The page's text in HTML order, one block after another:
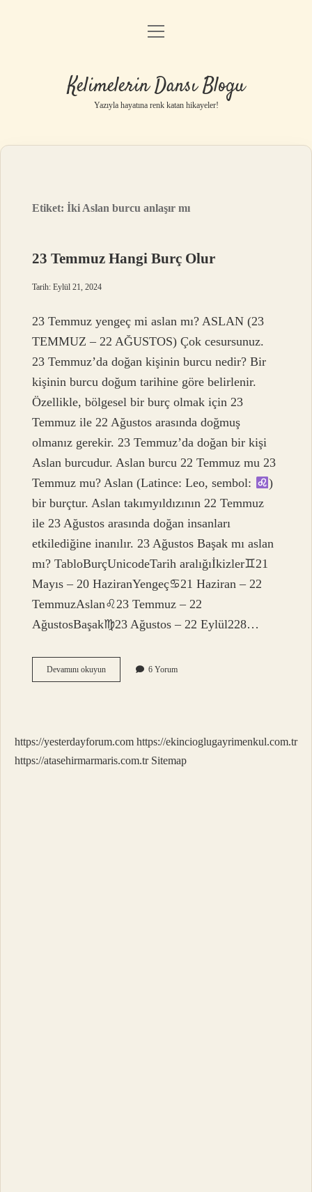
Anasayfa
Yasal Uyarı
menüyü
Kelimelerin Dansı Blogu
Yazıyla hayatına renk katan hikayeler!
Etiket:İki Aslan burcu anlaşır mı
23 Temmuz Hangi Burç Olur
Tarih: Eylül 21, 2024
23 Temmuz yengeç mi aslan mı? ASLAN (23
TEMMUZ – 22 AĞUSTOS) Çok cesursunuz.
23 Temmuz’da doğan kişinin burcu nedir? Bir
kişinin burcu doğum tarihine göre belirlenir.
Özellikle, bölgesel bir burç olmak için 23
Temmuz ile 22 Ağustos arasında doğmuş
olmanız gerekir. 23 Temmuz’da doğan bir kişi
Aslan burcudur. Aslan burcu 22 Temmuz mu 23
Temmuz mu? Aslan (Latince: Leo, sembol:
)
bir burçtur. Aslan takımyıldızının 22 Temmuz
ile 23 Ağustos arasında doğan insanları
etkilediğine inanılır. 23 Ağustos Başak mı aslan
mı? TabloBurçUnicodeTarih aralığıİkizler♊︎21
Mayıs – 20 HaziranYengeç♋︎21 Haziran – 22
TemmuzAslan♌︎23 Temmuz – 22
AğustosBaşak♍︎23 Ağustos – 22 Eylül228…
Devamını okuyun23
Temmuz
6 Yorum
https://yesterdayforum.com https://ekincioglugayrimenkul.com.tr
https://atasehirmarmaris.com.tr Sitemap